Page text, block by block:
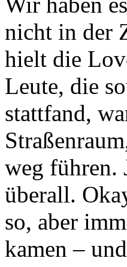
nicht in der
hielt die
Leute, die
stattfand,
weg führen.
überall.
so, aber
kamen –